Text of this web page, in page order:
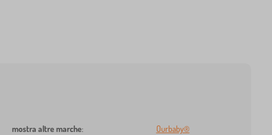
mostra altre marche: Ourbaby®